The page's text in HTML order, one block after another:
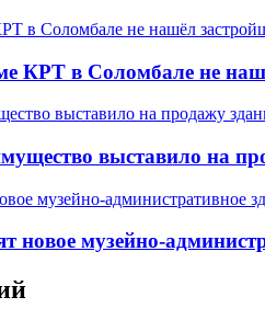
КРТ в Соломбале не
выставило на
новое музейно-